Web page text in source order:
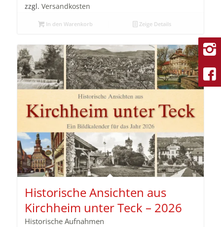
zzgl. Versandkosten
In den Warenkorb Zeige Details
Historische Ansichten aus
Kirchheim unter Teck – 2026
Historische Aufnahmen